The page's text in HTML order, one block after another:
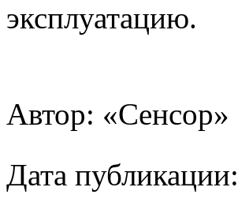
эксплуатацию.
Автор: «Сенсор»
Дата публикации: